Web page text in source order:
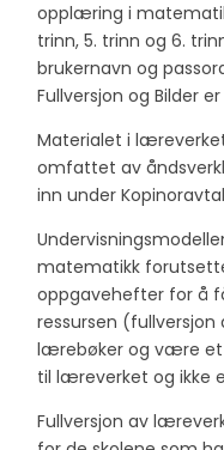
opplæring i
trinn, 5. trinn og 6.
brukernavn og
Fullversjon og Bilder
Materialet i
omfattet av
inn under
matematikk
oppgavehefter for å
ressursen
lærebøker og være et
til læreverket og ikke
Fullversjon av